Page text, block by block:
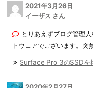
2021年3月26日
イーザス さん
とりあえずブログ管理
トウェアでございます。突
Surface Pro 3のSSDを
2020年2月27日